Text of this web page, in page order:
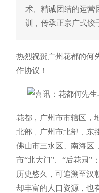
术、精诚团结的运营
训，传承正宗广式饺
热烈祝贺广州花都的何
作协议！
花都，广州市市辖区，
北部，广州市北部，东
佛山市三水区、南海区
市“北大门”、“后花园”
历史悠久，可追溯至汉
却丰富的人口资源，也